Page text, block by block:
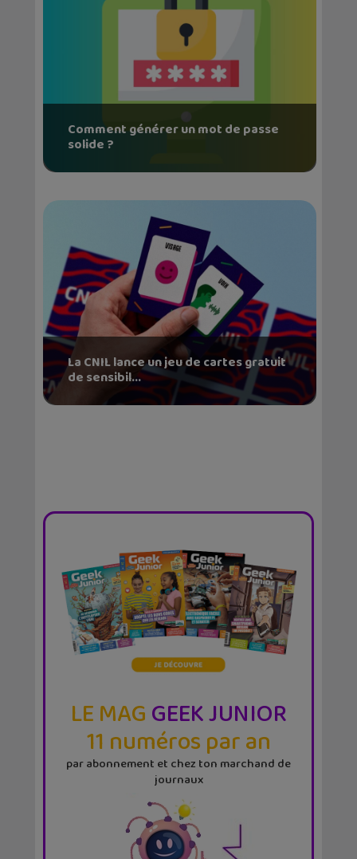
Comment générer un mot de passe
solide ?
La CNIL lance un jeu de cartes gratuit
de sensibil...
LE MAGGEEK JUNIOR
11 numéros par an
par abonnement et chez ton marchand de
journaux